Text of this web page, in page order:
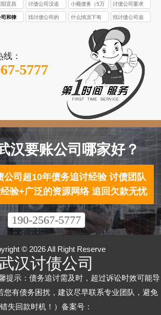
宜昌
_全场
讨债公司没追
回欠款，要求
小额债务（5万
以下）找讨债
讨债公司要求
先交定金，能
风险？
司和律
找讨债公司的
什么情况下有
人会找讨债公
司？真能解决
问题吗？
找讨债公司追
债靠谱吗？
2025年最新风
险提示
：
5777
汉要账公司哪家好？
公司超10年债务追讨经验 讨债团队
验+广泛的资源网络 追回欠款无忧
190-2567-5777
© 2026 All Right Reserve
汉讨债公司
提示：债务追讨需及时，超过诉讼时效可能导
您有债务困扰，建议尽早联系专业团队，避免
错失回款时机！）备案号：